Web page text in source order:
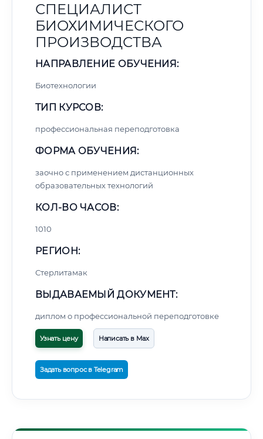
СПЕЦИАЛИСТ
БИОХИМИЧЕСКОГО
ПРОИЗВОДСТВА
НАПРАВЛЕНИЕ ОБУЧЕНИЯ:
Биотехнологии
ТИП КУРСОВ:
профессиональная переподготовка
ФОРМА ОБУЧЕНИЯ:
заочно с применением дистанционных
образовательных технологий
КОЛ-ВО ЧАСОВ:
1010
РЕГИОН:
Стерлитамак
ВЫДАВАЕМЫЙ ДОКУМЕНТ:
диплом о профессиональной переподготовке
Узнать цену Написать в Max
Задать вопрос в Telegram